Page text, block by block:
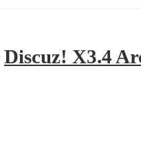
Discuz! X3.4